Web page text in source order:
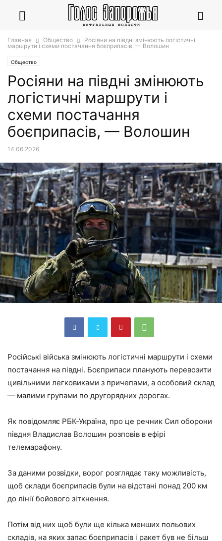
Главная Общество
Росіяни на півдні змінюють логістичні
маршрути і схеми постачання боєприпасів, — Волошин
Общество
Росіяни на півдні змінюють
логістичні маршрути і
схеми постачання
боєприпасів, — Волошин
14.06.2026
Російські війська змінюють логістичні маршрути і схеми
постачання на півдні. Боєприпаси планують перевозити
цивільними легковиками з причепами, а особовий склад
— малими групами по другорядних дорогах.
Як повідомляє РБК-Україна, про це речник Сил оборони
півдня Владислав Волошин розповів в ефірі
телемарафону.
За даними розвідки, ворог розглядає таку можливість,
щоб склади боєприпасів були на відстані понад 200 км
до лінії бойового зіткнення.
Потім від них щоб були ще кілька менших польових
складів, на яких запас боєприпасів і ракет був не більш